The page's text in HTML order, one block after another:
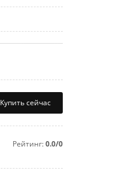
Купить сейчас
Рейтинг:0.0/0